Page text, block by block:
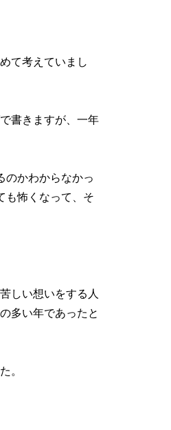
て考えていまし
書きますが、一年
のかわからなかっ
も怖くなって、そ
しい想いをする人
多い年であったと
。